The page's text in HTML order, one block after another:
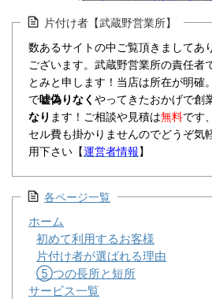
片付け者【武蔵野営業所】
数あるサイトの中ご覧頂きましてあ
ございます。武蔵野営業所の責任者
とみと申します！当店は所在が明確
で嘘偽りなく やってきたおかげで創
なり ます！ご相談や見積は無料です
セル費も掛かりませんのでどうぞ気
用下さい【運営者情報】
各ページ一覧
ホーム
初めて利用するお客様
片付け者が選ばれる理由
⑤つの長所と短所
サービス一覧